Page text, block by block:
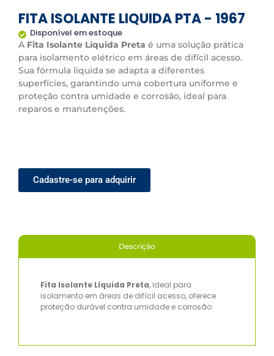
FITA ISOLANTE LIQUIDA PTA - 1967
Disponível em estoque
A Fita Isolante Líquida Preta é uma solução prática
para isolamento elétrico em áreas de difícil acesso.
Sua fórmula líquida se adapta a diferentes
superfícies, garantindo uma cobertura uniforme e
proteção contra umidade e corrosão, ideal para
reparos e manutenções.
Cadastre-se para adquirir
Descrição
Fita Isolante Líquida Preta, ideal para
isolamento em áreas de difícil acesso, oferece
proteção durável contra umidade e corrosão.